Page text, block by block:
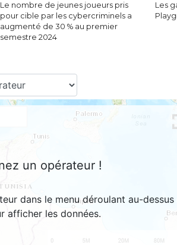
Le nombre de jeunes joueurs pris
pour cible par les cybercriminels a
augmenté de 30 % au premier
semestre 2024
Les